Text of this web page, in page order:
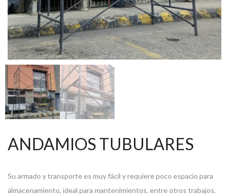
ANDAMIOS TUBULARES
Su armado y transporte es muy fácil y requiere poco espacio para
almacenamiento, ideal para mantenimientos, entre otros trabajos.